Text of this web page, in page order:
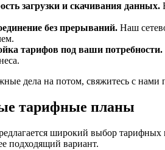
загрузки и скачивания данных.
без прерываний. Наш
тарифов под ваши потребности.
дела на потом, свяжитесь с нами
тарифные планы
широкий выбор
подходящий вариант.